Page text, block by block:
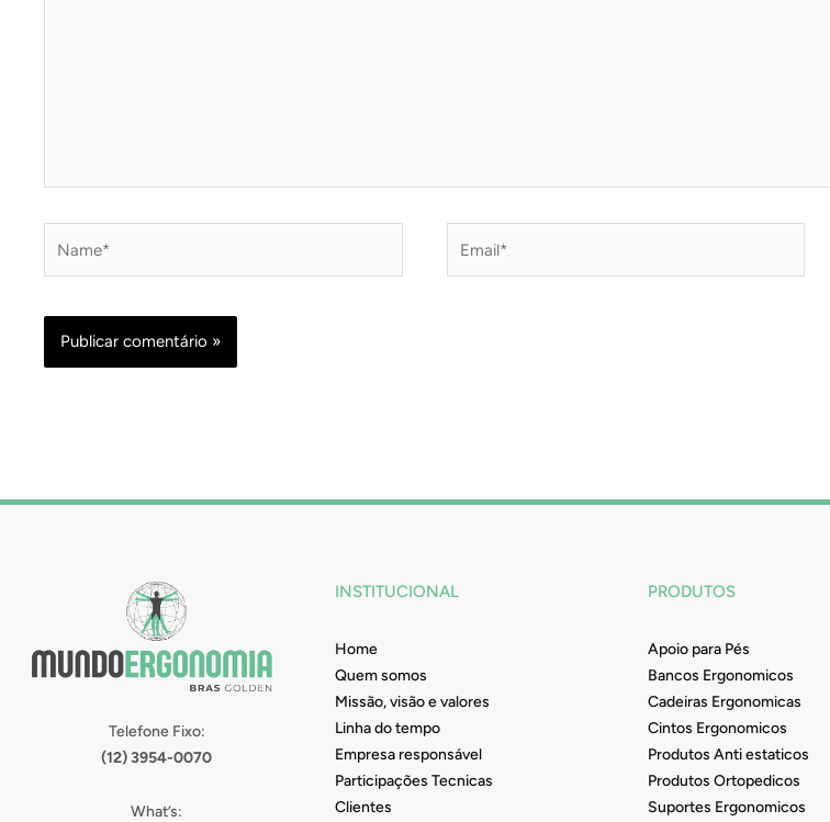
Telefone Fixo:
(12) 3954-0070
What’s:
INSTITUCIONAL
Home
Quem somos
Missão, visão e valores
Linha do tempo
Empresa responsável
Participações Tecnicas
Clientes
PRODUTOS
Apoio para Pés
Bancos Ergonomicos
Cadeiras Ergonomicas
Cintos Ergonomicos
Produtos Anti estaticos
Produtos Ortopedicos
Suportes Ergonomicos